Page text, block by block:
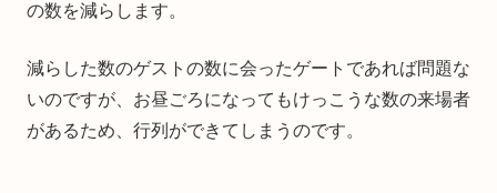
の数を減らします。
減らした数のゲストの数に会ったゲートであれば問題な
いのですが、お昼ごろになってもけっこうな数の来場者
があるため、行列ができてしまうのです。